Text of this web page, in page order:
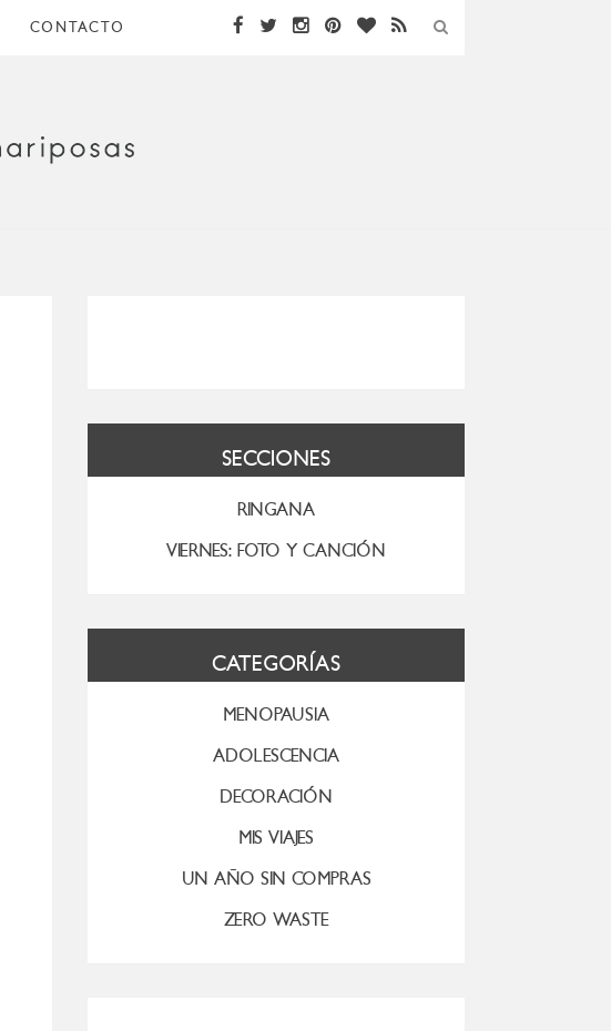
CONTACTO
SECCIONES
RINGANA
VIERNES: FOTO Y CANCIÓN
CATEGORÍAS
MENOPAUSIA
ADOLESCENCIA
DECORACIÓN
MIS VIAJES
UN AÑO SIN COMPRAS
ZERO WASTE